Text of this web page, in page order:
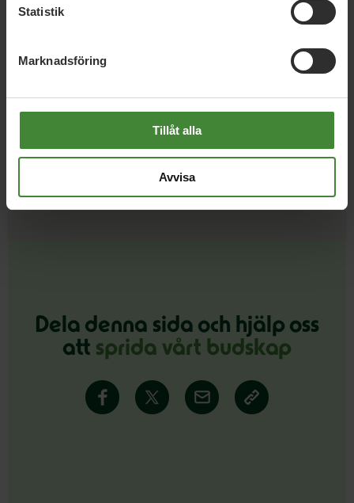
Statistik
Marknadsföring
Tillåt alla
Avvisa
F
Dela denna sida och hjälp oss
att sprida vårt budskap